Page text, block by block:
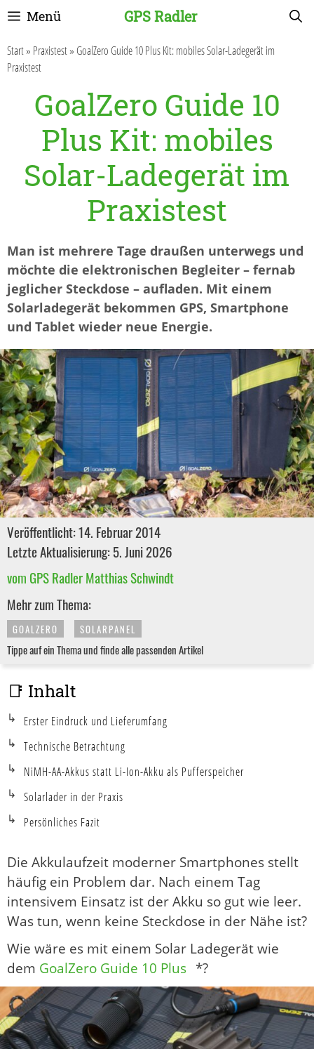
Zum
springen
GPS Radler
Menü
Start» Praxistest» GoalZero Guide 10 Plus Kit: mobiles Solar-Ladegerät im
Praxistest
GoalZero Guide 10
Plus Kit: mobiles
Solar-Ladegerät im
Praxistest
Man ist mehrere Tage draußen unterwegs und
möchte die elektronischen Begleiter – fernab
jeglicher Steckdose – aufladen. Mit einem
Solarladegerät bekommen GPS, Smartphone
und Tablet wieder neue Energie.
Veröffentlicht: 14. Februar 2014
Letzte Aktualisierung: 5. Juni 2026
vom GPS Radler Matthias Schwindt
Mehr zum Thema:
GOALZERO SOLARPANEL
Tippe auf ein Thema und finde alle passenden Artikel
Die Akkulaufzeit moderner Smartphones stellt
häufig ein Problem dar. Nach einem Tag
intensivem Einsatz ist der Akku so gut wie leer.
Was tun, wenn keine Steckdose in der Nähe ist?
Wie wäre es mit einem Solar Ladegerät wie
dem GoalZero Guide 10 Plus *?
📑 Inhalt
Erster Eindruck und Lieferumfang
Technische Betrachtung
NiMH-AA-Akkus statt Li-Ion-Akku als Pufferspeicher
Solarlader in der Praxis
Persönliches Fazit